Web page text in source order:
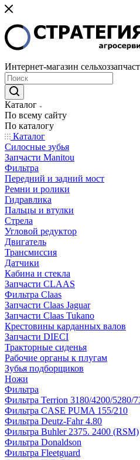
Интернет-магазин
Каталог
По всему сайту
По каталогу
Каталог
Cилосные зубья
Запчасти Manitou
Фильтра
Передний и задний мост
Ремни и ролики
Гидравлика
Пальцы и втулки
Стрела
Угловой редуктор
Двигатель
Трансмиссия
Датчики
Кабина и стекла
Запчасти CLAAS
Фильтра Claas
Запчасти Claas Jaguar
Запчасти Claas Tukano
Крестовины карданных валов
Запчасти DIECI
Тракторные сиденья
Рабочие органы к плугам
Зубья подборщиков
Ножи
Фильтра
Фильтра Terrion 3180/4200/5280/
Фильтра CASE PUMA 155/210
Фильтра Deutz-Fahr 4.80
Фильтра Buhler 2375. 2400 (RSM)
Фильтра Donaldson
Фильтра Fleetguard